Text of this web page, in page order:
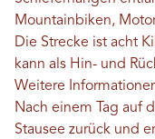
Mountainbiken,
Die Strecke ist acht
kann als Hin- und
Weitere
Nach einem Tag auf
Stausee zurück und